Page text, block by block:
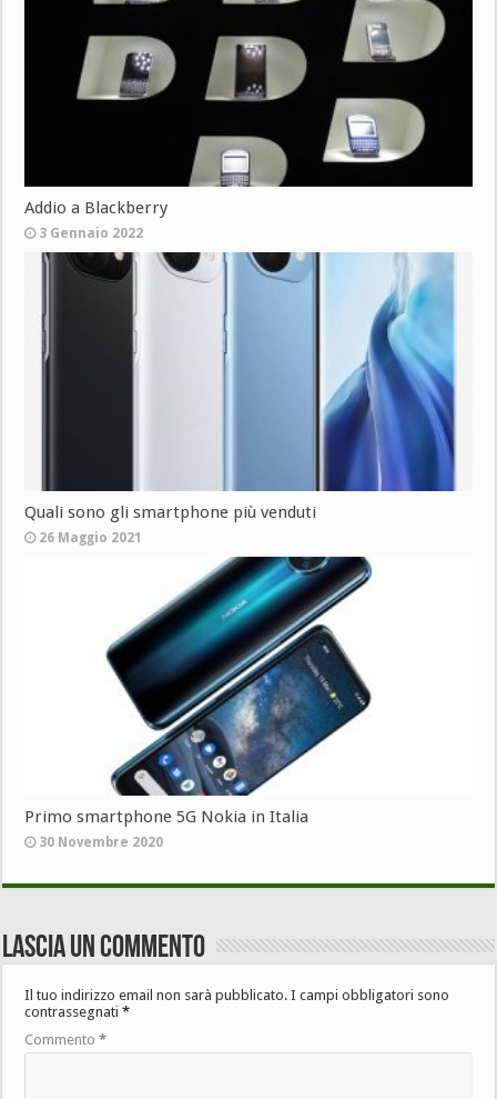
Addio a Blackberry
3 Gennaio 2022
Quali sono gli smartphone più venduti
26 Maggio 2021
Primo smartphone 5G Nokia in Italia
30 Novembre 2020
Lascia un commento
Il tuo indirizzo email non sarà pubblicato. I campi obbligatori sono
contrassegnati*
Commento*